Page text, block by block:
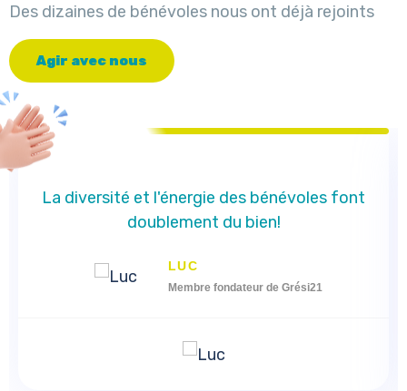
Des dizaines de bénévoles nous ont déjà rejoints
Agir avec nous
La diversité et l'énergie des bénévoles font
doublement du bien!
LUC
Membre fondateur de Grési21